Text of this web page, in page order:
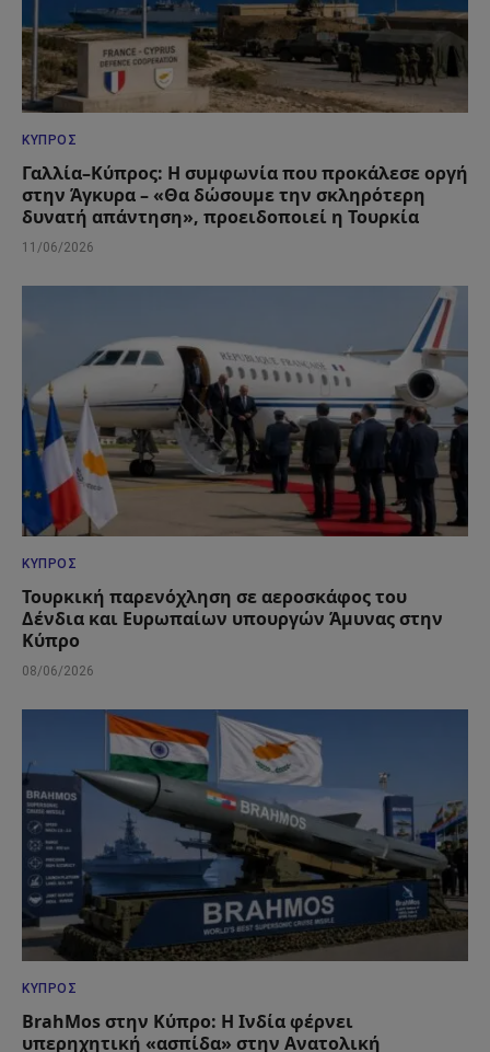
ΚΎΠΡΟΣ
Γαλλία–Κύπρος: Η συμφωνία που προκάλεσε οργή
στην Άγκυρα – «Θα δώσουμε την σκληρότερη
δυνατή απάντηση», προειδοποιεί η Τουρκία
11/06/2026
ΚΎΠΡΟΣ
Τουρκική παρενόχληση σε αεροσκάφος του
Δένδια και Ευρωπαίων υπουργών Άμυνας στην
Κύπρο
08/06/2026
ΚΎΠΡΟΣ
BrahMos στην Κύπρο: Η Ινδία φέρνει
υπερηχητική «ασπίδα» στην Ανατολική